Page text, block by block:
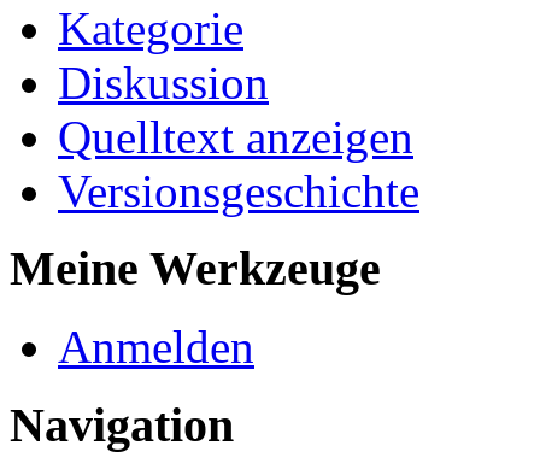
Kategorie
Diskussion
Quelltext anzeigen
Versionsgeschichte
Meine Werkzeuge
Anmelden
Navigation